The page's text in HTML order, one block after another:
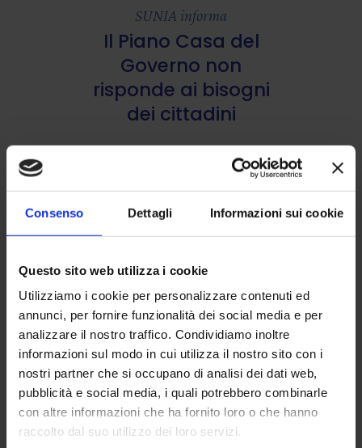
Consenso Dettagli Informazioni sui cookie
Questo sito web utilizza i cookie
Utilizziamo i cookie per personalizzare contenuti ed
annunci, per fornire funzionalità dei social media e per
analizzare il nostro traffico. Condividiamo inoltre
informazioni sul modo in cui utilizza il nostro sito con i
nostri partner che si occupano di analisi dei dati web,
pubblicità e social media, i quali potrebbero combinarle
con altre informazioni che ha fornito loro o che hanno
raccolto dal suo utilizzo dei loro servizi.
SUNIA informa
Il Piano Casa del
Governo non
risponde ai bisogni
dei cittadini
26 Maggio 2026
Nuova sede CGIL
SPIKER
6 Maggio 2026
SUNIA informa